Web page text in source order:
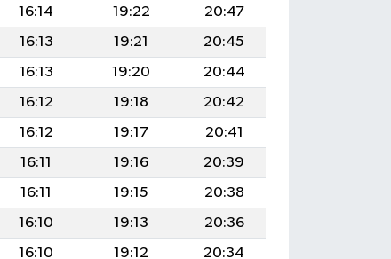
16:14 19:22
20:47
16:13 19:21
20:45
16:13 19:20
20:44
16:12 19:18
20:42
16:12 19:17
20:41
16:11 19:16
20:39
16:11 19:15
20:38
16:10 19:13
20:36
16:10 19:12
20:34